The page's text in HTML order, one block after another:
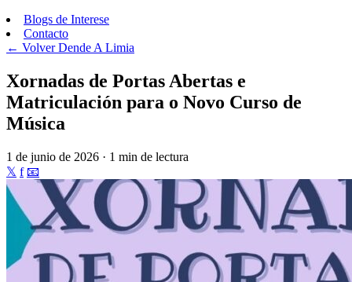
Blogs de Interese
Contacto
← VolverDende A Limia
Xornadas de Portas Abertas e
Matriculación para o Novo Curso de
Música
1 de junio de 2026 · 1 min de lectura
𝕏 f 📧